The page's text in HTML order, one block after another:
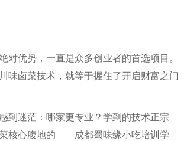
优势，一直是众多创业者的首选项目。
味卤菜技术，就等于握住了开启财富之门
到迷茫：哪家更专业？学到的技术正宗
核心腹地的——成都蜀味缘小吃培训学